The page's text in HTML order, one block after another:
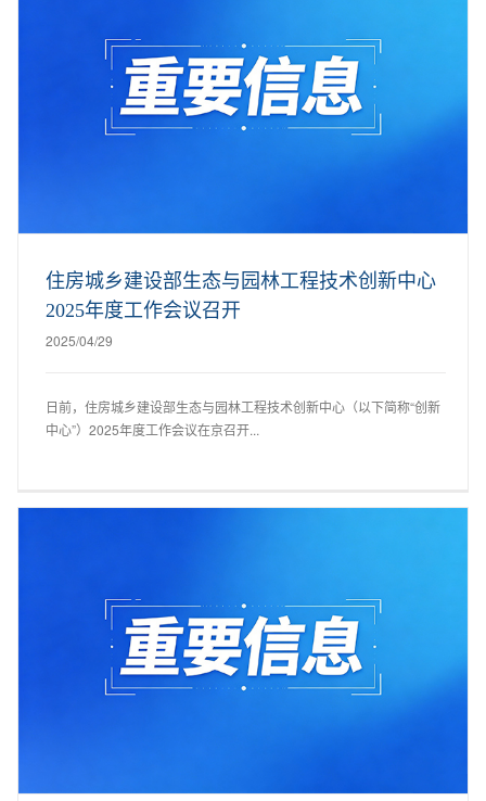
住房城乡建设部生态与园林工程技术创新中心
2025年度工作会议召开
2025/04/29
日前，住房城乡建设部生态与园林工程技术创新中心（以下简称“创新
中心”）2025年度工作会议在京召开...